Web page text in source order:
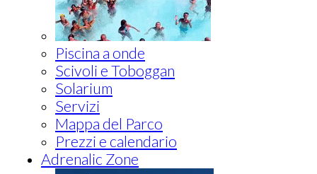
Piscina a onde
Scivoli e Toboggan
Solarium
Servizi
Mappa del Parco
Prezzi e calendario
Adrenalic Zone